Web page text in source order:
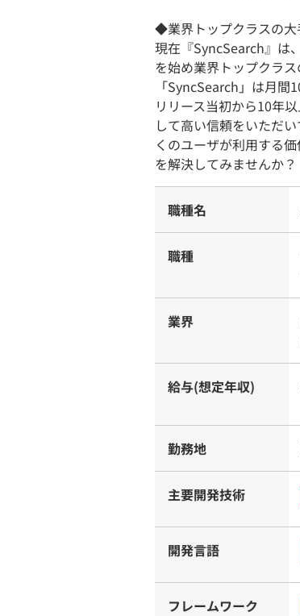
◆業界トップクラスの大
現在『SyncSearch』は
を始め業界トップクラ
「SyncSearch」は月間
リリース当初から10年
して高い信頼をいただ
くのユーザが利用する
を解決してみませんか？
職種名
職種
業界
給与(想定年収)
勤務地
主要開発技術
開発言語
フレームワーク